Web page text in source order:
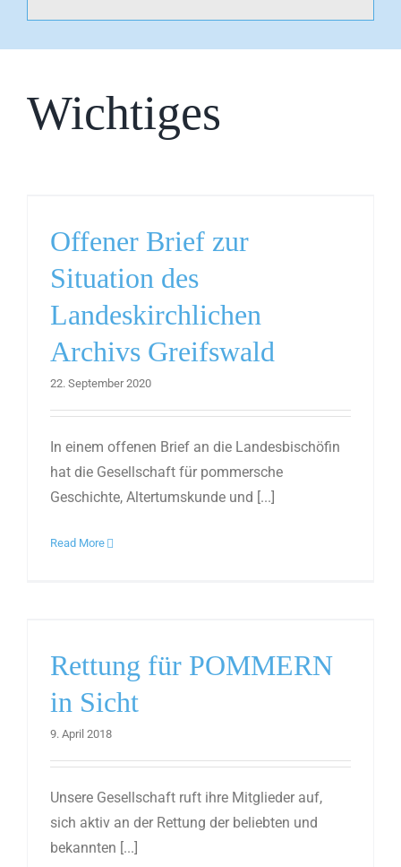
Wichtiges
Offener Brief zur
Situation des
Landeskirchlichen
Archivs Greifswald
22. September 2020
In einem offenen Brief an die Landesbischöfin
hat die Gesellschaft für pommersche
Geschichte, Altertumskunde und [...]
Read More
Rettung für POMMERN
in Sicht
9. April 2018
Unsere Gesellschaft ruft ihre Mitglieder auf,
sich aktiv an der Rettung der beliebten und
bekannten [...]